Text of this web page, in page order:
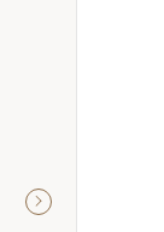
整洁，床铺舒适。
